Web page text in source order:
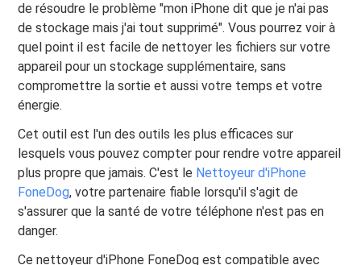
de résoudre le problème "mon iPhone dit que je n'ai pas
de stockage mais j'ai tout supprimé". Vous pourrez voir à
quel point il est facile de nettoyer les fichiers sur votre
appareil pour un stockage supplémentaire, sans
compromettre la sortie et aussi votre temps et votre
énergie.
Cet outil est l'un des outils les plus efficaces sur
lesquels vous pouvez compter pour rendre votre appareil
plus propre que jamais. C'est le Nettoyeur d'iPhone
FoneDog, votre partenaire fiable lorsqu'il s'agit de
s'assurer que la santé de votre téléphone n'est pas en
danger.
Ce nettoyeur d'iPhone FoneDog est compatible avec